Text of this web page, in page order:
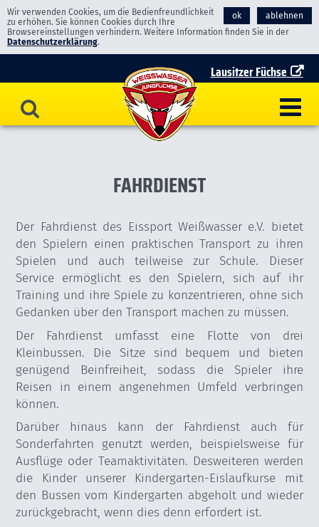
ok ablehnen
Wir verwenden Cookies, um die Bedienfreundlichkeit
zu erhöhen. Sie können Cookies durch Ihre
Browsereinstellungen verhindern. Weitere Information finden Sie in der
Datenschutzerklärung.
Lausitzer Füchse
FAHRDIENST
Der Fahrdienst des Eissport Weißwasser e.V. bietet
den Spielern einen praktischen Transport zu ihren
Spielen und auch teilweise zur Schule. Dieser
Service ermöglicht es den Spielern, sich auf ihr
Training und ihre Spiele zu konzentrieren, ohne sich
Gedanken über den Transport machen zu müssen.
Der Fahrdienst umfasst eine Flotte von drei
Kleinbussen. Die Sitze sind bequem und bieten
genügend Beinfreiheit, sodass die Spieler ihre
Reisen in einem angenehmen Umfeld verbringen
können.
Darüber hinaus kann der Fahrdienst auch für
Sonderfahrten genutzt werden, beispielsweise für
Ausflüge oder Teamaktivitäten. Desweiteren werden
die Kinder unserer Kindergarten-Eislaufkurse mit
den Bussen vom Kindergarten abgeholt und wieder
zurückgebracht, wenn dies denn erfordert ist.